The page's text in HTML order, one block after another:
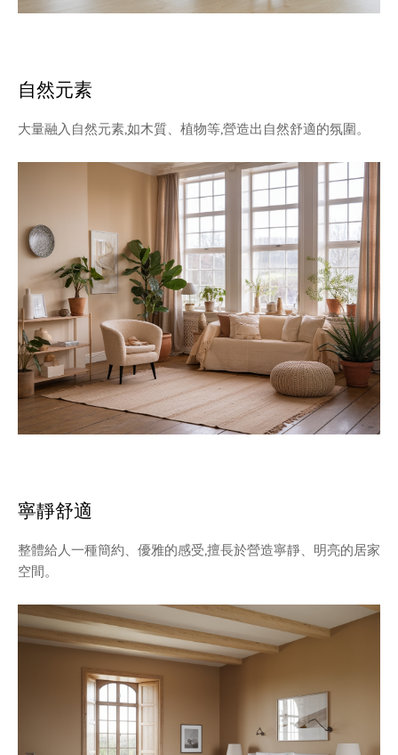
自然元素
大量融入自然元素,如木質、植物等,營造出自然舒適的氛圍。
寧靜舒適
整體給人一種簡約、優雅的感受,擅長於營造寧靜、明亮的居家
空間。